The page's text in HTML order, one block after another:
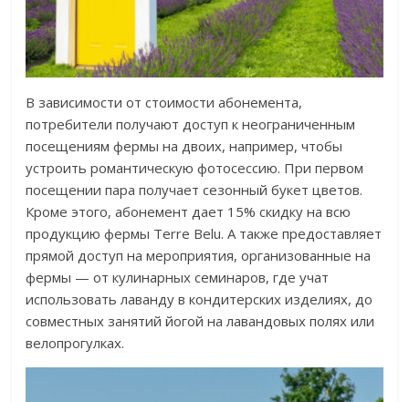
В зависимости от стоимости абонемента,
потребители получают доступ к неограниченным
посещениям фермы на двоих, например, чтобы
устроить романтическую фотосессию. При первом
посещении пара получает сезонный букет цветов.
Кроме этого, абонемент дает 15% скидку на всю
продукцию фермы Terre Belu. А также предоставляет
прямой доступ на мероприятия, организованные на
фермы — от кулинарных семинаров, где учат
использовать лаванду в кондитерских изделиях, до
совместных занятий йогой на лавандовых полях или
велопрогулках.